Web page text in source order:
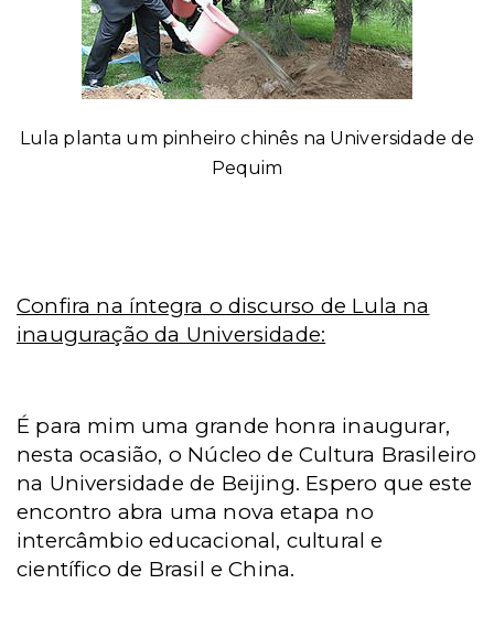
Lula planta um pinheiro chinês na Universidade de
Pequim
Confira na íntegra o discurso de Lula na
inauguração da Universidade:
É para mim uma grande honra inaugurar,
nesta ocasião, o Núcleo de Cultura Brasileiro
na Universidade de Beijing. Espero que este
encontro abra uma nova etapa no
intercâmbio educacional, cultural e
científico de Brasil e China.